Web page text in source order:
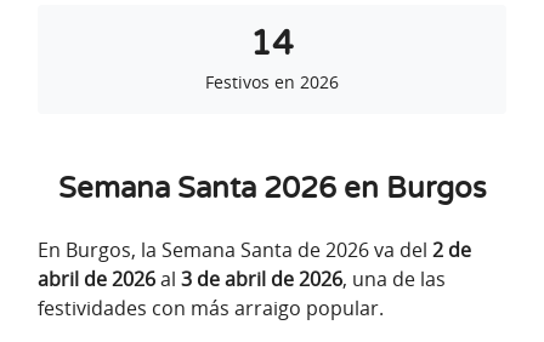
14
Festivos en 2026
Semana Santa 2026 en Burgos
En Burgos, la Semana Santa de 2026 va del 2 de
abril de 2026al 3 de abril de 2026, una de las
festividades con más arraigo popular.